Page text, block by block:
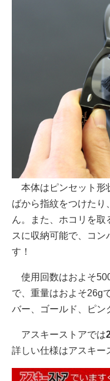
本体はピンセット形
ばから指紋をつけたり
ん。また、ホコリを
スに収納可能で、コン
す！
使用回数はおよそ
で、重量はおよそ26g
バー、ゴールド、ピン
アスキーストアでは
詳しい仕様はアスキー